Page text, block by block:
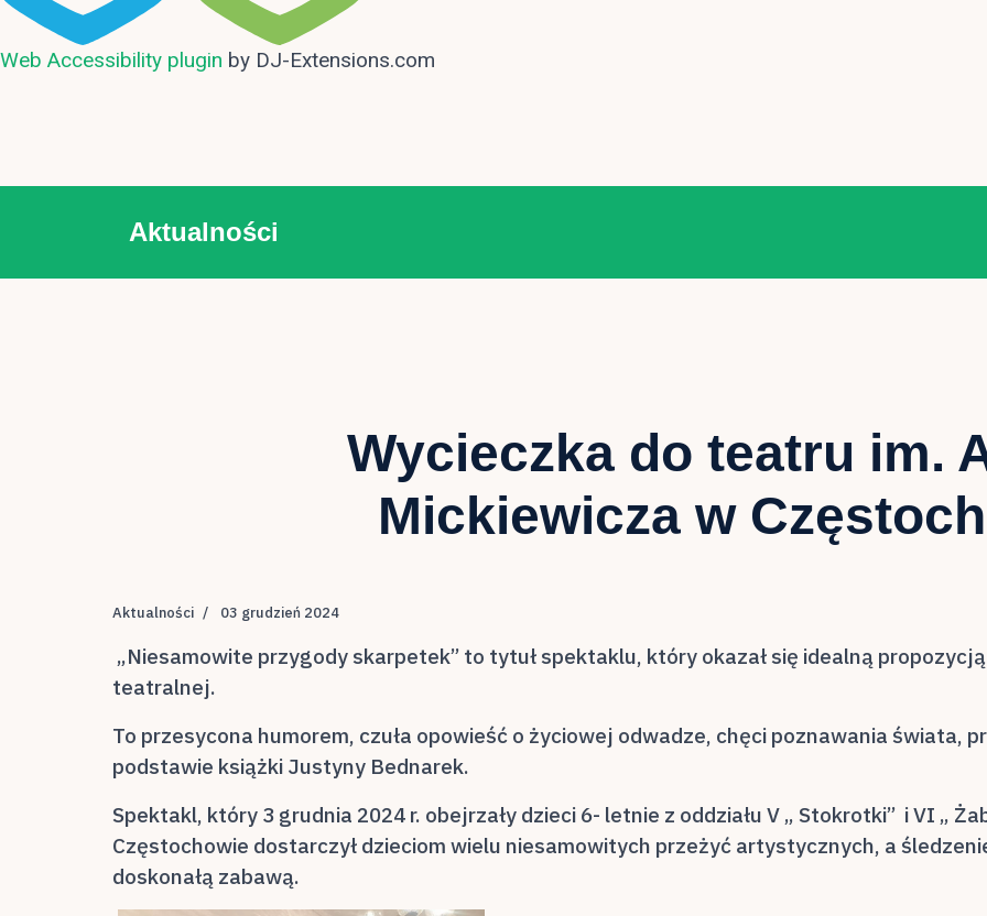
Web Accessibility plugin by DJ-Extensions.com
Aktualności
Wycieczka do teatru im.
Mickiewicza w
Aktualności 03 grudzień 2024
„Niesamowite przygody skarpetek” to tytuł spektaklu, który okazał się idealną
teatralnej.
To przesycona humorem, czuła opowieść o życiowej odwadze, chęci poznawania świata,
podstawie książki Justyny Bednarek.
Spektakl, który 3 grudnia 2024 r. obejrzały dzieci 6- letnie z oddziału V „ Stokrotki” i VI „
Częstochowie dostarczył dzieciom wielu niesamowitych przeżyć artystycznych, a
doskonałą zabawą.